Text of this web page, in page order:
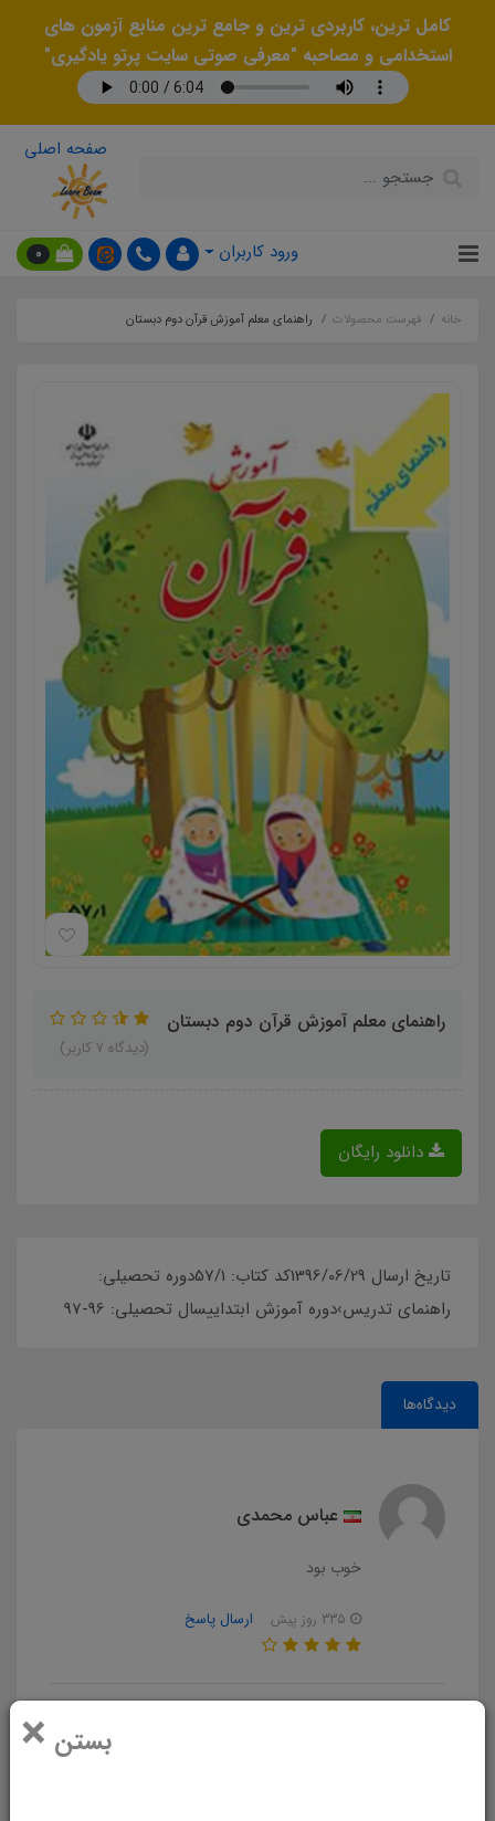
کامل ترین، کاربردی ترین و جامع ترین منابع آزمون های
استخدامی و مصاحبه "معرفی صوتی سایت پرتو یادگیری"
صفحه اصلی
ورود کاربران 0
بستن ×
خانه فهرست محصولات راهنمای معلم آموزش قرآن دوم دبستان
راهنمای معلم آموزش قرآن دوم دبستان
(دیدگاه 7 کاربر)
دانلود رایگان
تاریخ ارسال 1396/06/29کد کتاب: 57/1دوره تحصیلی:
راهنمای تدریس›دوره آموزش ابتداییسال تحصیلی: 96-97
دیدگاه‌ها
عباس محمدی
خوب بود
ارسال پاسخ